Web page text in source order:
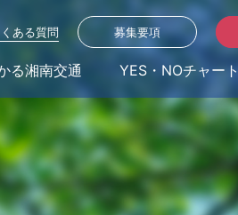
ある質問 募集要項
る湘南交通 YES・NOチャート